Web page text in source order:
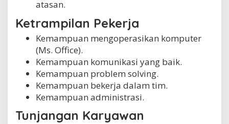
atasan.
Ketrampilan Pekerja
Kemampuan mengoperasikan komputer
(Ms. Office).
Kemampuan komunikasi yang baik.
Kemampuan problem solving.
Kemampuan bekerja dalam tim.
Kemampuan administrasi.
Tunjangan Karyawan